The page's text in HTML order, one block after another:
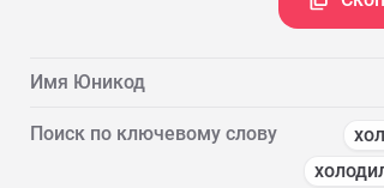
Имя Юникод
Поиск по ключевому слову